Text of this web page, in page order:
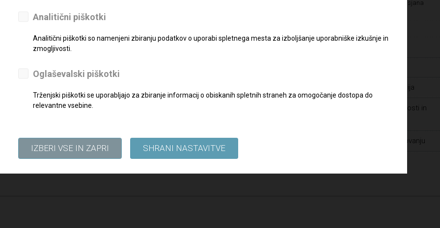
Kultura pravičnosti – Letališče Edvarda Rusjana
Javna naročila - dopolnilna dokumentacija
Prijava suma prevar ter drugih nepravilnosti in
Spoštovanje človekovih pravic pri poslovanju
Analitični piškotki
Analitični piškotki so namenjeni zbiranju podatkov o uporabi spletnega mesta za izboljšanje uporabniške izkušnje in
zmogljivosti.
Oglaševalski piškotki
Trženjski piškotki se uporabljajo za zbiranje informacij o obiskanih spletnih straneh za omogočanje dostopa do
relevantne vsebine.
IZBERI VSE IN ZAPRI SHRANI NASTAVITVE